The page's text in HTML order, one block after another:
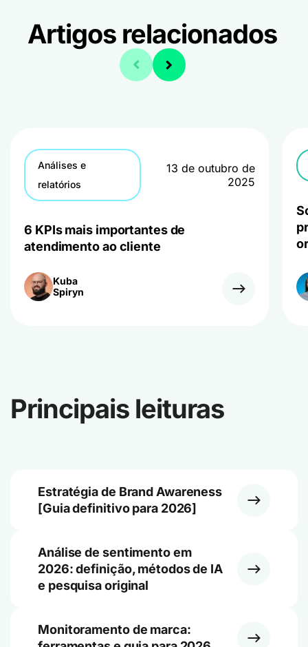
Artigos relacionados
Análises e
relatórios
13 de outubro de
2025
6 KPIs mais importantes de
atendimento ao cliente
Kuba
Spiryn
Principais leituras
Estratégia de Brand Awareness
[Guia definitivo para 2026]
Análise de sentimento em
2026: definição, métodos de IA
e pesquisa original
Monitoramento de marca: